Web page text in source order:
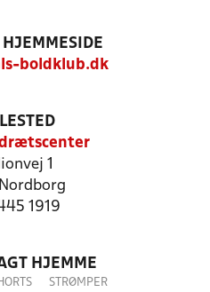
HJEMMESIDE
boldklub.dk
1
1919
HJEMME
STRØMPER